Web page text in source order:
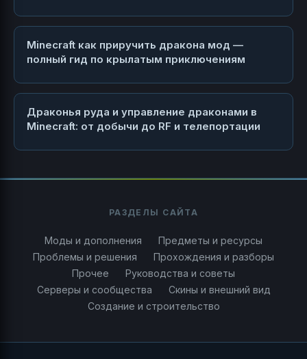
Minecraft как приручить дракона мод —
полный гид по крылатым приключениям
Драконья руда и управление драконами в
Minecraft: от добычи до RF и телепортации
РАЗДЕЛЫ САЙТА
Моды и дополнения
Предметы и ресурсы
Проблемы и решения
Прохождения и разборы
Прочее
Руководства и советы
Серверы и сообщества
Скины и внешний вид
Создание и строительство